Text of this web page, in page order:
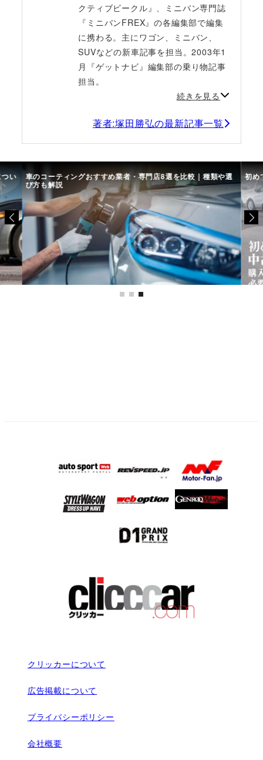
クティブビークル』、ミニバン専門誌
『ミニバンFREX』の各編集部で編集
に携わる。主にワゴン、ミニバン、
SUVなどの新車記事を担当。2003年1
月『ゲットナビ』編集部の乗り物記事
担当。
続きを見る
著者:塚田勝弘の最新記事一覧
い 車のコーティングおすすめ業者・専門店8選を比較｜種類や選
び方も解説
初め
クリッカーについて
広告掲載について
プライバシーポリシー
会社概要